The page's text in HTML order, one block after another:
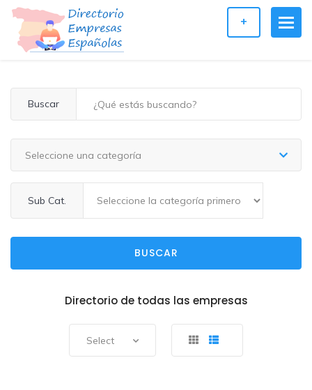
+
Buscar
Seleccione una categoría
Sub Cat.
BUSCAR
Directorio de todas las empresas
Select